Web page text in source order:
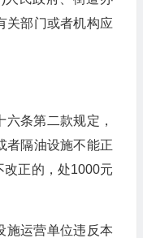
关部门或者机构应
条第二款规定，
者隔油设施不能正
改正的，处1000元
运营单位违反本